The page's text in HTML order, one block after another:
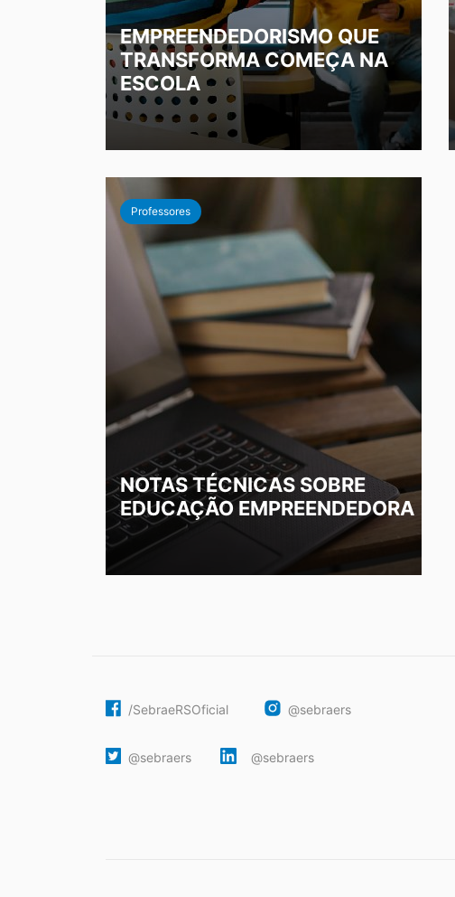
EMPREENDEDORISMO QUE
TRANSFORMA COMEÇA NA
ESCOLA
Professores
NOTAS TÉCNICAS SOBRE
EDUCAÇÃO EMPREENDEDORA
/SebraeRSOficial @sebraers
@sebraers @sebraers